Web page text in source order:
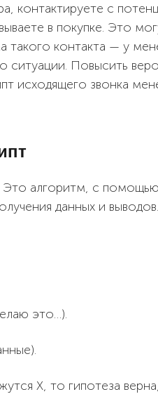
контактируете с
в покупке. Это
такого контакта — у
ситуации. Повысить
исходящего звонка
Это алгоритм, с
данных и выводов.
это…).
X, то гипотеза